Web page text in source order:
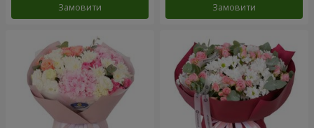
Замовити Замовити